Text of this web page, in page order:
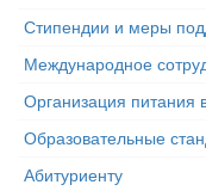
Стипендии и меры
Международное
Организация питания
Образовательные
Абитуриенту